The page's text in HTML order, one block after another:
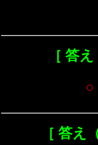
［ 答
○
［ 答え